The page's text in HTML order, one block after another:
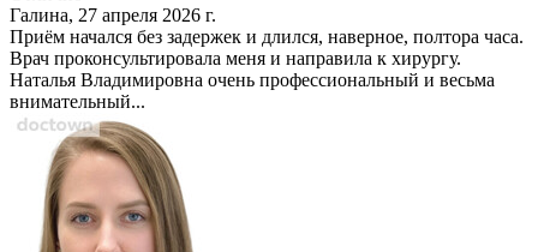
Галина, 27 апреля 2026 г.
Приём начался без задержек и длился, наверное, полтора часа.
Врач проконсультировала меня и направила к хирургу.
Наталья Владимировна очень профессиональный и весьма
внимательный...